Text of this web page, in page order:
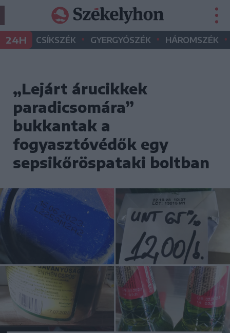
24H CSÍKSZÉK • GYERGYÓSZÉK • HÁROMSZÉK •
„Lejárt árucikkek
paradicsomára”
bukkantak a
fogyasztóvédők egy
sepsikőröspataki boltban